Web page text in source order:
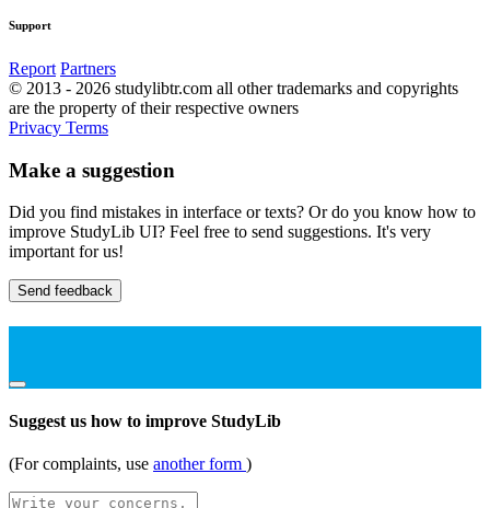
Support
Report Partners
© 2013 - 2026 studylibtr.com all other trademarks and copyrights
are the property of their respective owners
Privacy Terms
Make a suggestion
Did you find mistakes in interface or texts? Or do you know how to
improve StudyLib UI? Feel free to send suggestions. It's very
important for us!
Send feedback
Suggest us how to improve StudyLib
(For complaints, use another form )